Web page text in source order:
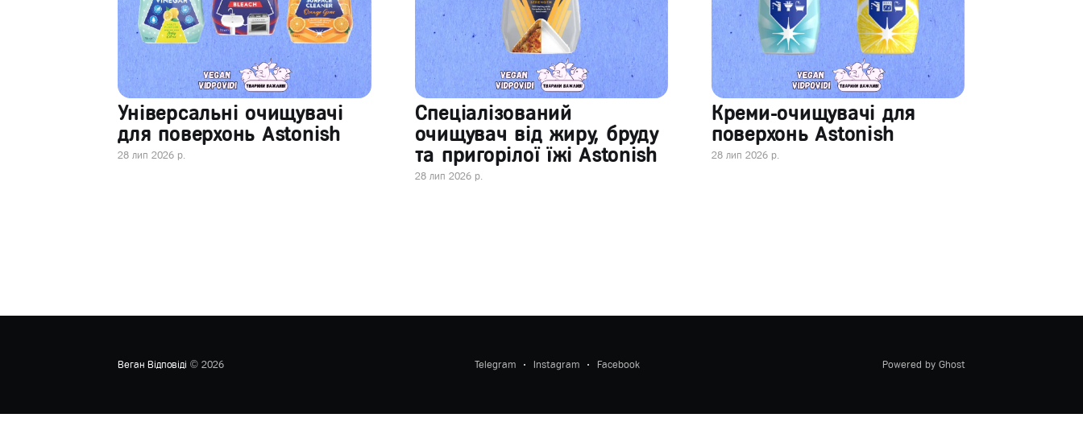
Універсальні очищувачі
для поверхонь Astonish
28 лип 2026 р.
Спеціалізований
очищувач від жиру, бруду
та пригорілої їжі Astonish
28 лип 2026 р.
Креми-очищувачі для
поверхонь Astonish
28 лип 2026 р.
Веган Відповіді © 2026 Telegram Instagram Facebook Powered by Ghost